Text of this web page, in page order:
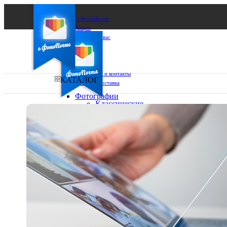
О ФотоПочте
Акции
Сделаем за вас
Бизнесу
FAQ
Франшиза
Поддержка и контакты
Оплата и доставка
Ваш регион доставки
Выберите из списка:
КАТАЛОГ
Фотографии
Классические
10х10
13х18
15х15
15х20
20х20
20х30
30х30
30х40
А4
Фото